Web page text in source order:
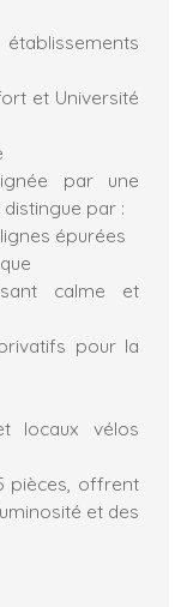
et Université
par une
par :
épurées
calme et
pour la
locaux vélos
pièces, offrent
et des